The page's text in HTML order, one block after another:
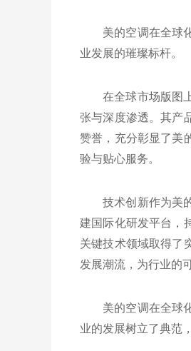
美的空调在全球
业发展的璀璨标杆。
在全球市场版图
张与深度渗透。其产
赞誉，充分彰显了美
验与贴心服务。
技术创新作为美
建国际化研发平台，
关键技术领域取得了
发展潮流，为行业的
美的空调在全球
业的发展树立了典范